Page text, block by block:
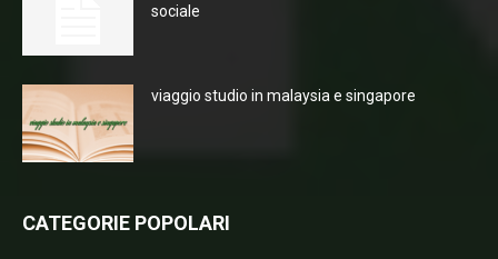
sociale
viaggio studio in malaysia e singapore
CATEGORIE POPOLARI